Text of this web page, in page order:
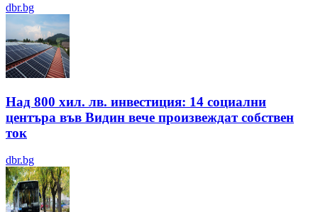
dbr.bg
Над 800 хил. лв. инвестиция: 14 социални
центъра във Видин вече произвеждат собствен
ток
dbr.bg